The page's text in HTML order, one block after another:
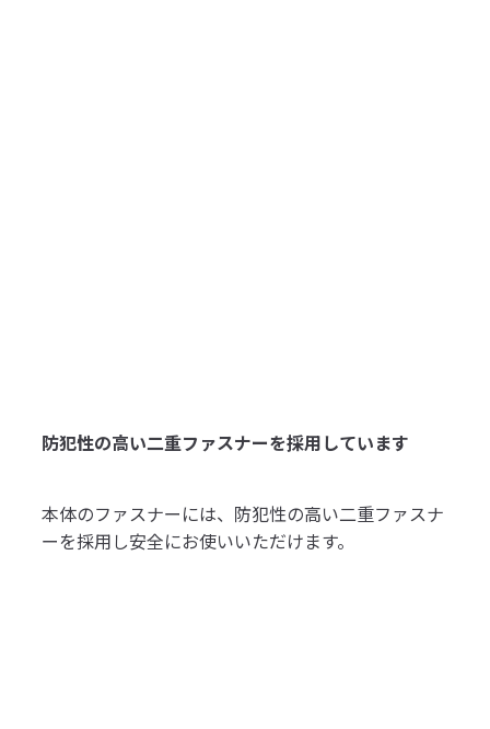
防犯性の高い二重ファスナーを採用しています
本体のファスナーには、防犯性の高い二重ファスナ
ーを採用し安全にお使いいただけます。